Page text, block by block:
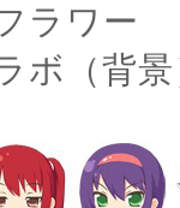
ラワー
ボ（背景